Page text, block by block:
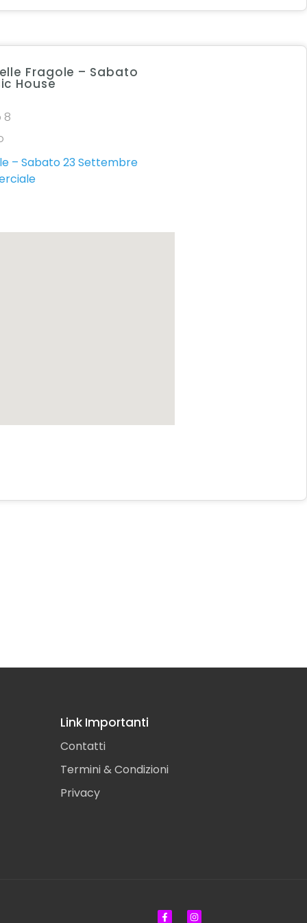
Fragole – Sabato
House
8
– Sabato 23 Settembre
Link Importanti
Contatti
Termini & Condizioni
Privacy